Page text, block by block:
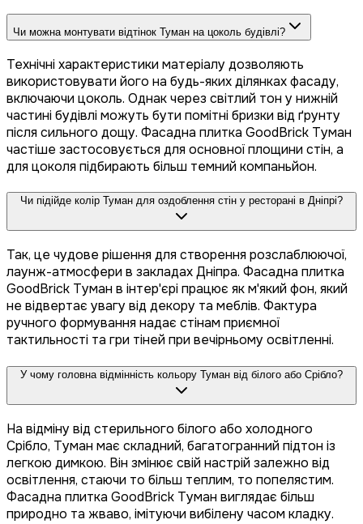
Чи можна монтувати відтінок Туман на цоколь будівлі?
Технічні характеристики матеріалу дозволяють
використовувати його на будь-яких ділянках фасаду,
включаючи цоколь. Однак через світлий тон у нижній
частині будівлі можуть бути помітні бризки від ґрунту
після сильного дощу. Фасадна плитка GoodBrick Туман
частіше застосовується для основної площини стін, а
для цоколя підбирають більш темний компаньйон.
Чи підійде колір Туман для оздоблення стін у ресторані в Дніпрі?
Так, це чудове рішення для створення розслаблюючої,
лаунж-атмосфери в закладах Дніпра. Фасадна плитка
GoodBrick Туман в інтер'єрі працює як м'який фон, який
не відвертає увагу від декору та меблів. Фактура
ручного формування надає стінам приємної
тактильності та гри тіней при вечірньому освітленні.
У чому головна відмінність кольору Туман від білого або Срібло?
На відміну від стерильного білого або холодного
Срібло, Туман має складний, багатогранний підтон із
легкою димкою. Він змінює свій настрій залежно від
освітлення, стаючи то більш теплим, то попелястим.
Фасадна плитка GoodBrick Туман виглядає більш
природно та жваво, імітуючи вибілену часом кладку.